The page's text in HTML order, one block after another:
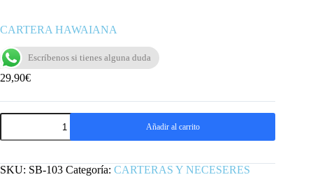
CARTERA HAWAIANA
Escríbenos si tienes alguna duda
29,90€
CARTERA
cantidad
Añadir al carrito
SKU: SB-103 Categoría: CARTERAS Y NECESERES